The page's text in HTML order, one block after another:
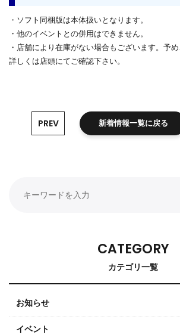
・ソフト同梱版は本体扱いとなります。
・他のイベントとの併用はできません。
・店舗により在庫がない場合もございます。予め
詳しくは店頭にてご確認下さい。
PREV 新着情報一覧に戻る
CATEGORY
カテゴリ一覧
お知らせ
イベント